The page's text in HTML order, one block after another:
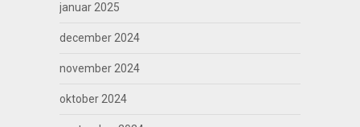
januar 2025
december 2024
november 2024
oktober 2024